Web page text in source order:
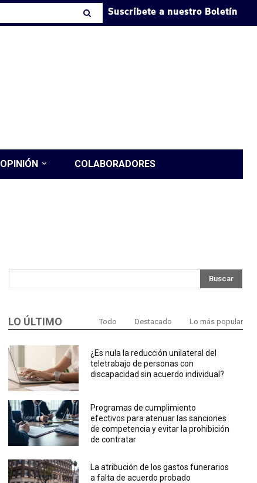
Suscríbete a nuestro Boletín
OPINIÓN COLABORADORES
Buscar
LO ÚLTIMO Todo Destacado Lo más popular
¿Es nula la reducción unilateral del
teletrabajo de personas con
discapacidad sin acuerdo individual?
Programas de cumplimiento
efectivos para atenuar las sanciones
de competencia y evitar la prohibición
de contratar
La atribución de los gastos funerarios
a falta de acuerdo probado